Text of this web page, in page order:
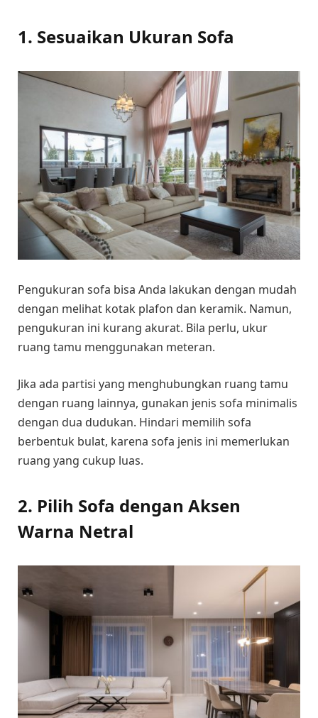
1. Sesuaikan Ukuran Sofa
Pengukuran sofa bisa Anda lakukan dengan mudah
dengan melihat kotak plafon dan keramik. Namun,
pengukuran ini kurang akurat. Bila perlu, ukur
ruang tamu menggunakan meteran.
Jika ada partisi yang menghubungkan ruang tamu
dengan ruang lainnya, gunakan jenis sofa minimalis
dengan dua dudukan. Hindari memilih sofa
berbentuk bulat, karena sofa jenis ini memerlukan
ruang yang cukup luas.
2. Pilih Sofa dengan Aksen
Warna Netral